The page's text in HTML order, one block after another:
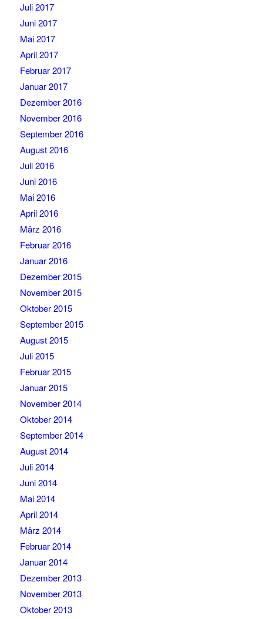
Juli 2017
Juni 2017
Mai 2017
April 2017
Februar 2017
Januar 2017
Dezember 2016
November 2016
September 2016
August 2016
Juli 2016
Juni 2016
Mai 2016
April 2016
März 2016
Februar 2016
Januar 2016
Dezember 2015
November 2015
Oktober 2015
September 2015
August 2015
Juli 2015
Februar 2015
Januar 2015
November 2014
Oktober 2014
September 2014
August 2014
Juli 2014
Juni 2014
Mai 2014
April 2014
März 2014
Februar 2014
Januar 2014
Dezember 2013
November 2013
Oktober 2013